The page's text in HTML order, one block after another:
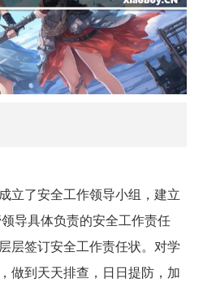
立了安全工作领导小组，建立
导具体负责的安全工作责任
层签订安全工作责任状。对学
做到天天排查，日日提防，加